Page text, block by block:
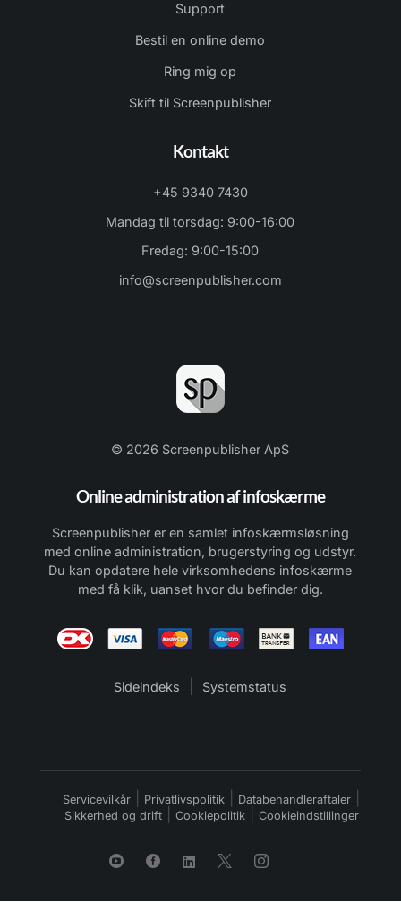
Support
Bestil en online demo
Ring mig op
Skift til Screenpublisher
Kontakt
+45 9340 7430
Mandag til torsdag: 9:00-16:00
Fredag: 9:00-15:00
info@screenpublisher.com
© 2026 Screenpublisher ApS
Online administration af infoskærme
Screenpublisher er en samlet infoskærmsløsning
med online administration, brugerstyring og udstyr.
Du kan opdatere hele virksomhedens infoskærme
med få klik, uanset hvor du befinder dig.
Sideindeks Systemstatus
Servicevilkår Privatlivspolitik Databehandleraftaler
Sikkerhed og drift| Cookiepolitik| Cookieindstillinger
    